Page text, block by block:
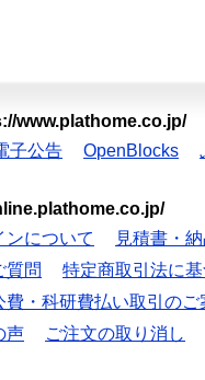
www.plathome.co.jp/
子公告 OpenBlocks
ンについて
見積書・
質問
特定商取引法に
費・科研費払い取引のご
声 ご注文の取り消し